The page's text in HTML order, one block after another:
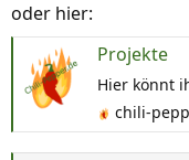
oder hier:
Projekte
Hier könnt
chili-